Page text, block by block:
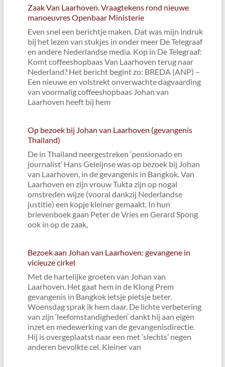
Zaak Van Laarhoven. Vraagtekens rond nieuwe
manoeuvres Openbaar Ministerie
Even snel een berichtje maken. Dat was mijn indruk
bij het lezen van stukjes in onder meer De Telegraaf
en andere Nederlandse media. Kop in De Telegraaf:
Komt coffeeshopbaas Van Laarhoven terug naar
Nederland? Het bericht begint zo: BREDA (ANP) –
Een nieuwe en volstrekt onverwachte dagvaarding
van voormalig coffeeshopbaas Johan van
Laarhoven heeft bij hem
Op bezoek bij Johan van Laarhoven (gevangenis
Thailand)
De in Thailand neergestreken ‘pensionado en
journalist’ Hans Geleijnse was op bezoek bij Johan
van Laarhoven, in de gevangenis in Bangkok. Van
Laarhoven en zijn vrouw Tukta zijn op nogal
omstreden wijze (vooral dankzij Nederlandse
justitie) een kopje kleiner gemaakt. In hun
brievenboek gaan Peter de Vries en Gerard Spong
ook in op de zaak,
Bezoek aan Johan van Laarhoven: gevangene in
vicieuze cirkel
Met de hartelijke groeten van Johan van
Laarhoven. Het gaat hem in de Klong Prem
gevangenis in Bangkok ietsje pietsje beter.
Woensdag sprak ik hem daar. De lichte verbetering
van zijn ‘leefomstandigheden’ dankt hij aan eigen
inzet en medewerking van de gevangenisdirectie.
Hij is overgeplaatst naar een met ‘slechts’ negen
anderen bevolkte cel. Kleiner van